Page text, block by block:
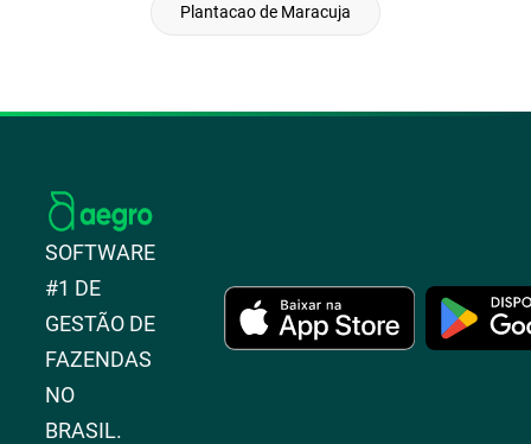
Plantacao de Maracuja
SOFTWARE
#1 DE
GESTÃO DE
FAZENDAS
NO
BRASIL.